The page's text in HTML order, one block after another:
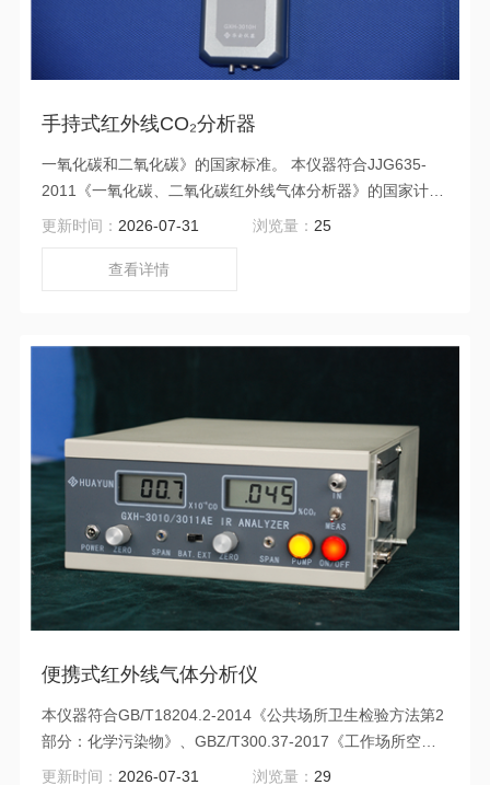
手持式红外线CO₂分析器
一氧化碳和二氧化碳》的国家标准。 本仪器符合JJG635-
2011《一氧化碳、二氧化碳红外线气体分析器》的国家计量
检定规程，主要的技术指标符合国家二级仪表的技术要求，
更新时间： 2026-07-31 浏览量： 25
查看详情
便携式红外线气体分析仪
本仪器符合GB/T18204.2-2014《公共场所卫生检验方法第2
部分：化学污染物》、GBZ/T300.37-2017《工作场所空气
有毒物质测定第37部分：一氧化碳和二氧化碳》和
更新时间： 2026-07-31 浏览量： 29